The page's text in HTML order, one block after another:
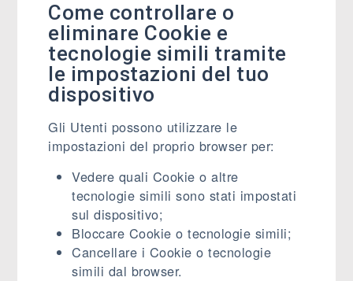
Come controllare o
eliminare Cookie e
tecnologie simili tramite
le impostazioni del tuo
dispositivo
Gli Utenti possono utilizzare le
impostazioni del proprio browser per:
Vedere quali Cookie o altre
tecnologie simili sono stati impostati
sul dispositivo;
Bloccare Cookie o tecnologie simili;
Cancellare i Cookie o tecnologie
simili dal browser.